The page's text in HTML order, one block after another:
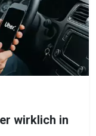
wirklich in